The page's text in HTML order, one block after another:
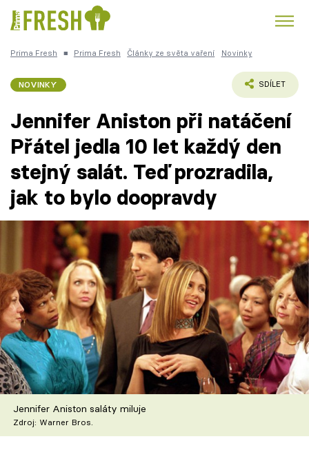
Česká kuchyně
Témata
Recepty
Články
TV Program
Škola vaření
Recepty z TV
Speciál: Cuketa
Těhotnej kuchař
Prima Fresh ■ Prima Fresh Články ze světa vaření Novinky
NOVINKY SDÍLET
Jennifer Aniston při natáčení
Přátel jedla 10 let každý den
stejný salát. Teď prozradila,
jak to bylo doopravdy
Jennifer Aniston saláty miluje
Zdroj: Warner Bros.